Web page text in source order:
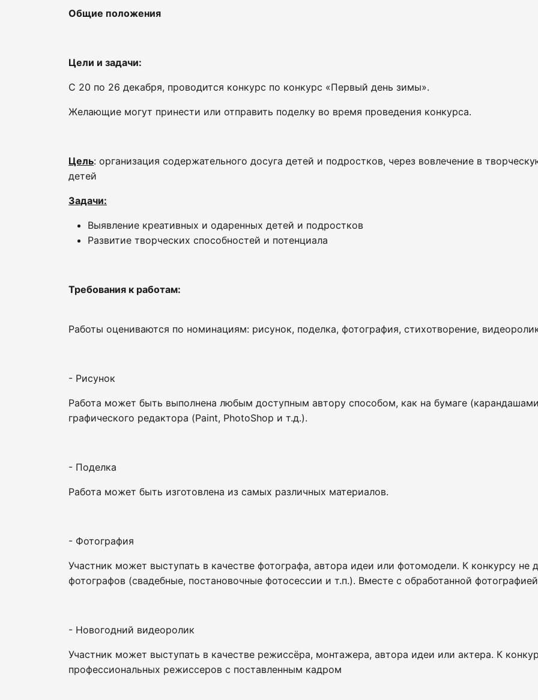
Общие положения
Цели и задачи:
С 20 по 26 декабря, проводится конкурс по конкурс «Первый день зимы».
Желающие могут принести или отправить поделку во время проведения конкурса.
Цель: организация содержательного досуга детей и подростков, через вовлечение в
детей
Задачи:
Выявление креативных и одаренных детей и подростков
Развитие творческих способностей и потенциала
Требования к работам:
Работы оцениваются по номинациям: рисунок, поделка, фотография, стихотворение,
- Рисунок
Работа может быть выполнена любым доступным автору способом, как на бумаге
графического редактора (Paint, PhotoShop и т.д.).
- Поделка
Работа может быть изготовлена из самых различных материалов.
- Фотография
Участник может выступать в качестве фотографа, автора идеи или фотомодели. К конкурсу не
фотографов (свадебные, постановочные фотосессии и т.п.). Вместе с обработанной
- Новогодний видеоролик
Участник может выступать в качестве режиссёра, монтажера, автора идеи или актера. К
профессиональных режиссеров с поставленным кадром